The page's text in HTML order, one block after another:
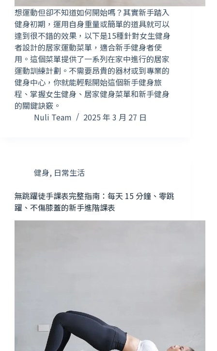
想運動但卻不知道如何開始嗎？其實新手踏入
健身初期，運用自身重量或簡單的道具就可以
達到很不錯的效果，以下是15種針對女生健身
者設計的居家運動菜單，適合新手健身者使
用。這個菜單提供了一系列在家中進行的居家
運動訓練計劃。不需要昂貴的器材或到專業的
健身中心，你就能輕鬆開始這個新手健身旅
程、掌握女生健身、居家健身菜單和新手健身
的關鍵訣竅。
Nuli Team
2025 年 3 月 27 日
健身, 日常生活
無跳躍徒手課表完整指南：每天 15 分鐘、零跳
躍、不傷膝蓋的新手進階課表